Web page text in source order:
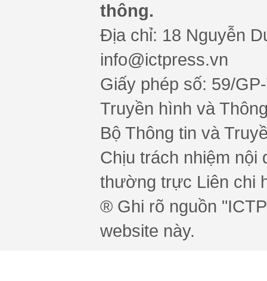
thông.
Địa chỉ: 18 Nguyễn
info@ictpress.vn
Giấy phép số: 59/
Truyền hình và
Bộ Thông tin và
Chịu trách nhiệm nội
thường trực Liên chi
® Ghi rõ nguồn
website này.